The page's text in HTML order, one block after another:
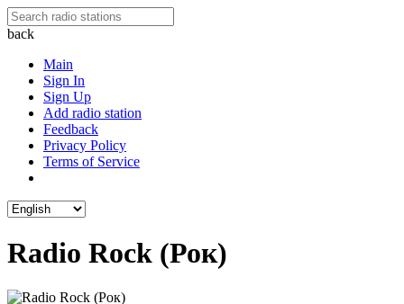
back
Main
Sign In
Sign Up
Add radio station
Feedback
Privacy Policy
Terms of Service
Radio Rock (Рок)